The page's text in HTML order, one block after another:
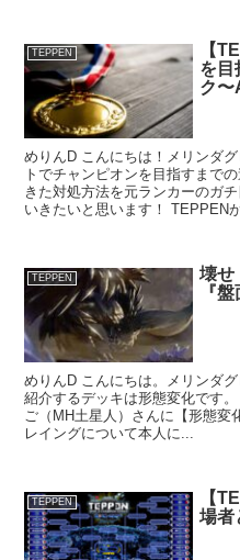
TEPPEN
【
を
ク〜
めりんD こんにちは！メリンダ
トでチャンピオンを目指すまで
きた対処方法を元ランカーのガ
いきたいと思います！ TEPPENが
TEPPEN
壊せ
『
めりんD こんにちは。メリンダ
紹介するデッキは形態変化です
ご（MH土星人）さんに【形態変
レイングについて本人に...
TEPPEN
【
場者